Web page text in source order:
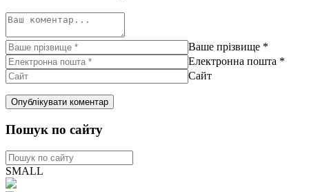
Ваше прізвище *
Електронна пошта *
Сайт
Пошук по сайту
SMALL